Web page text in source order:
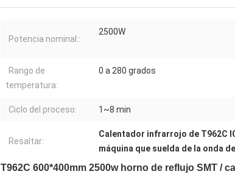
Potencia nominal::
2500W
Rango de
temperatura:
0 a 280 grados
Ciclo del proceso: 1~8 min
Resaltar:
Calentador infrarrojo de T962C
máquina que suelda de la onda
T962C 600*400mm 2500w horno de reflujo SMT /